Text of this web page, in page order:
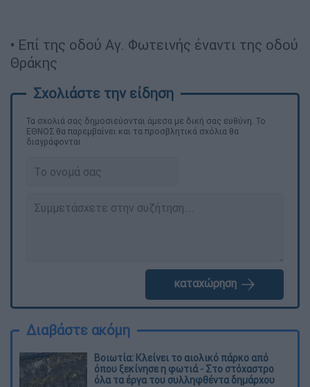
• Επί της οδού Αγ. Φωτεινής έναντι της οδού
Θράκης
Τα σχολιά σας δημοσιεύονται άμεσα με δική σας ευθύνη. Το
ΕΘΝΟΣ θα παρεμβαίνει και τα προσβλητικά σχόλια θα
διαγράφονται
καταχώρηση
Διαβάστε ακόμη
Βοιωτία: Κλείνει το αιολικό πάρκο από
όπου ξεκίνησε η φωτιά - Στο στόχαστρο
όλα τα έργα του συλληφθέντα δημάρχου